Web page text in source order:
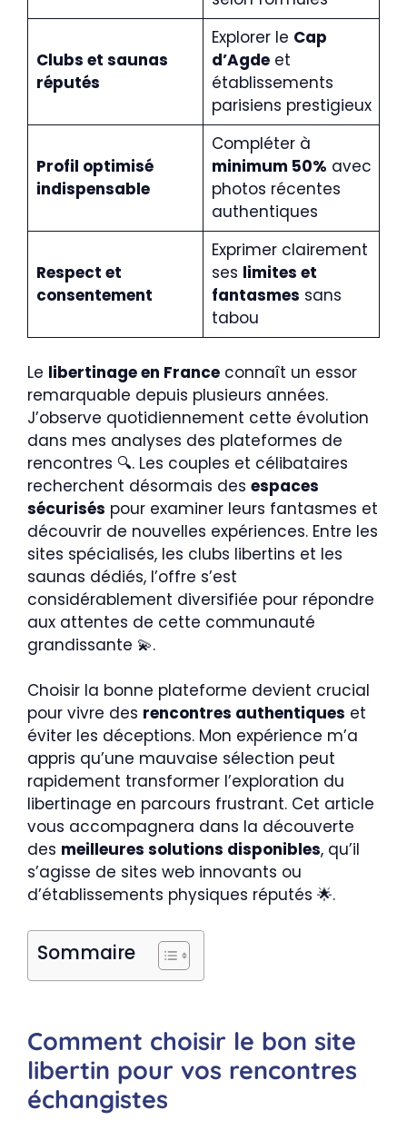
Clubs et saunas
réputés
Explorer le Cap
d’Agdeet
établissements
parisiens prestigieux
Profil optimisé
indispensable
Compléter à
minimum 50% avec
photos récentes
authentiques
Respect et
consentement
Exprimer clairement
ses limites et
fantasmes sans
tabou
Le libertinage en France connaît un essor
remarquable depuis plusieurs années.
J’observe quotidiennement cette évolution
dans mes analyses des plateformes de
rencontres 🔍. Les couples et célibataires
recherchent désormais des espaces
sécurisés pour examiner leurs fantasmes et
découvrir de nouvelles expériences. Entre les
sites spécialisés, les clubs libertins et les
saunas dédiés, l’offre s’est
considérablement diversifiée pour répondre
aux attentes de cette communauté
grandissante 💫.
Choisir la bonne plateforme devient crucial
pour vivre des rencontres authentiques et
éviter les déceptions. Mon expérience m’a
appris qu’une mauvaise sélection peut
rapidement transformer l’exploration du
libertinage en parcours frustrant. Cet article
vous accompagnera dans la découverte
des meilleures solutions disponibles, qu’il
s’agisse de sites web innovants ou
d’établissements physiques réputés 🌟.
Sommaire
Comment choisir le bon site
libertin pour vos rencontres
échangistes